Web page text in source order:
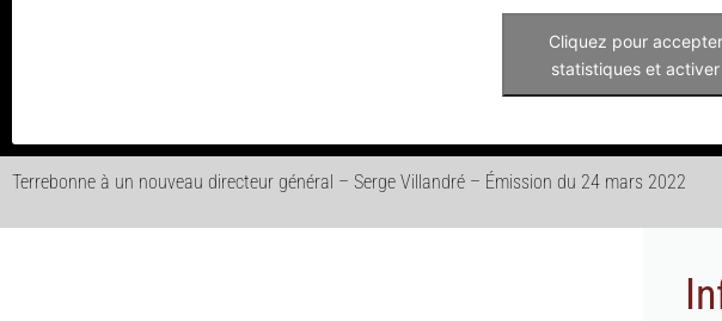
Cliquez pour
statistiques et
Terrebonne à un nouveau directeur général – Serge Villandré – Émission du 24 mars 2022